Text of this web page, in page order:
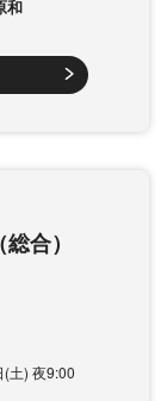
和
合）
土) 夜9:00